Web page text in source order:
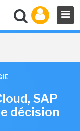
SAP
décision